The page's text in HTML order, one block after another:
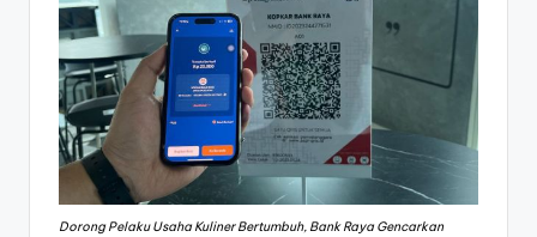
Dorong Pelaku Usaha Kuliner Bertumbuh, Bank Raya Gencarkan